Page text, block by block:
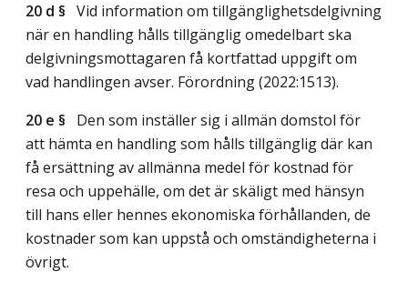
20 d § Vid information om tillgänglighetsdelgivning
när en handling hålls tillgänglig omedelbart ska
delgivningsmottagaren få kortfattad uppgift om
vad handlingen avser. Förordning (2022:1513).
20 e § Den som inställer sig i allmän domstol för
att hämta en handling som hålls tillgänglig där kan
få ersättning av allmänna medel för kostnad för
resa och uppehälle, om det är skäligt med hänsyn
till hans eller hennes ekonomiska förhållanden, de
kostnader som kan uppstå och omständigheterna i
övrigt.